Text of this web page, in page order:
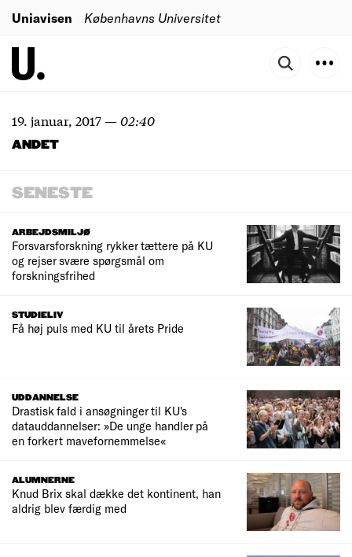
Uniavisen Københavns Universitet
19. januar, 2017—02:40
ANDET
SENESTE
ARBEJDSMILJØ
Forsvarsforskning rykker tættere på KU
og rejser svære spørgsmål om
forskningsfrihed
STUDIELIV
Få høj puls med KU til årets Pride
UDDANNELSE
Drastisk fald i ansøgninger til KU's
datauddannelser: »De unge handler på
en forkert mavefornemmelse«
ALUMNERNE
Knud Brix skal dække det kontinent, han
aldrig blev færdig med